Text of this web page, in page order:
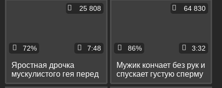
72%
25 808
7:48
Яростная дрочка
мускулистого гея перед
вебкой с бурным
86%
64 830
3:32
Мужик кончает без рук и
спускает густую сперму
на полотенце